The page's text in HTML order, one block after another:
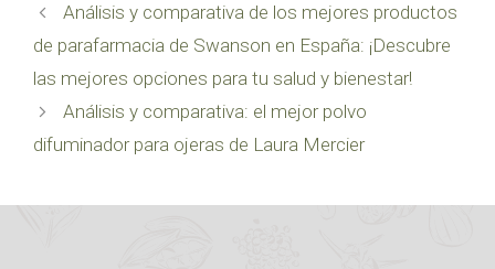
Análisis y comparativa de los mejores productos
de parafarmacia de Swanson en España: ¡Descubre
las mejores opciones para tu salud y bienestar!
Análisis y comparativa: el mejor polvo
difuminador para ojeras de Laura Mercier